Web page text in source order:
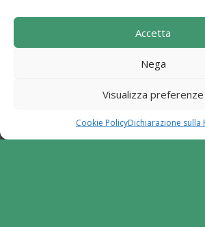
Accetta
Nega
Visualizza preferenze
Cookie PolicyDichiarazione sulla
Sito realizzato con i fondi del
Locale I Sentieri del Buon Vivere
Programma di Sviluppo Rurale per
2014-2020. Misura 19 - Sviluppo
6.2.1. Aiuto all'avviamento